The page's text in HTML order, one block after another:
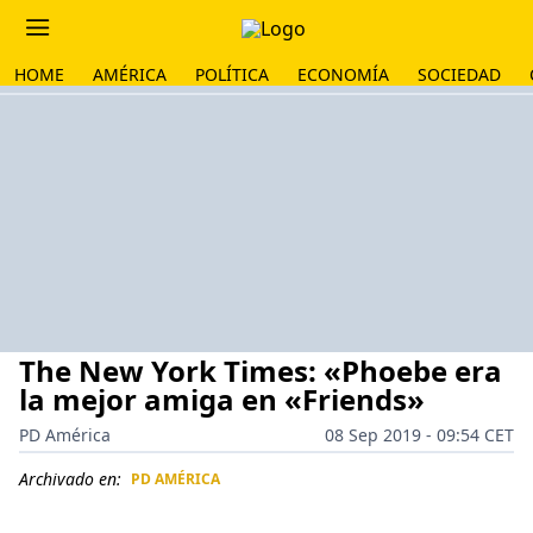
HOME AMÉRICA POLÍTICA ECONOMÍA SOCIEDAD
The New York Times: «Phoebe era
la mejor amiga en «Friends»
PD América
08 Sep 2019 - 09:54 CET
Archivado en: PD AMÉRICA